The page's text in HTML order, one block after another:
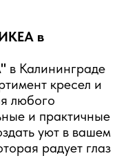
в
в Калининграде
кресел и
любого
и практичные
уют в вашем
радует глаз